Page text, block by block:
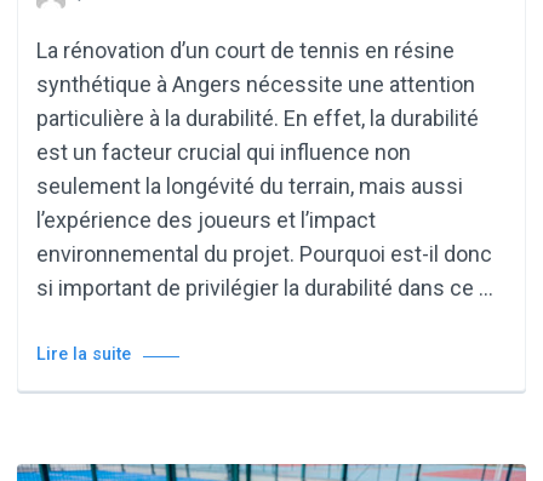
La rénovation d’un court de tennis en résine
synthétique à Angers nécessite une attention
particulière à la durabilité. En effet, la durabilité
est un facteur crucial qui influence non
seulement la longévité du terrain, mais aussi
l’expérience des joueurs et l’impact
environnemental du projet. Pourquoi est-il donc
si important de privilégier la durabilité dans ce …
Lire la suite